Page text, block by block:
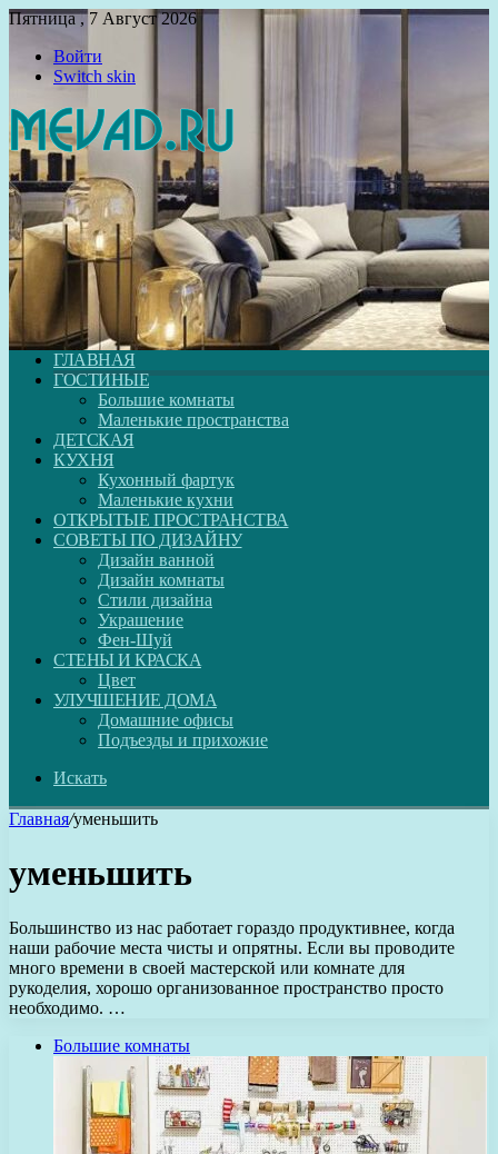
Пятница , 7 Август 2026
Войти
Switch skin
ГЛАВНАЯ
ГОСТИНЫЕ
Большие комнаты
Маленькие пространства
ДЕТСКАЯ
КУХНЯ
Кухонный фартук
Маленькие кухни
ОТКРЫТЫЕ ПРОСТРАНСТВА
СОВЕТЫ ПО ДИЗАЙНУ
Дизайн ванной
Дизайн комнаты
Стили дизайна
Украшение
Фен-Шуй
СТЕНЫ И КРАСКА
Цвет
УЛУЧШЕНИЕ ДОМА
Домашние офисы
Подъезды и прихожие
Искать
Главная/уменьшить
уменьшить
Большинство из нас работает гораздо продуктивнее, когда
наши рабочие места чисты и опрятны. Если вы проводите
много времени в своей мастерской или комнате для
рукоделия, хорошо организованное пространство просто
необходимо. …
Большие комнаты